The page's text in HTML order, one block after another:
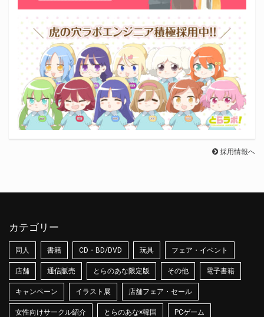
採用情報へ
カテゴリー
同人 書籍 CD・BD/DVD 玩具 フェア・イベント
店舗 通信販売 とらのあな限定版 その他 電子書籍
キャンペーン イラスト展 店舗フェア・セール
女性向けサークル紹介 とらのあな×韓国 PCゲーム